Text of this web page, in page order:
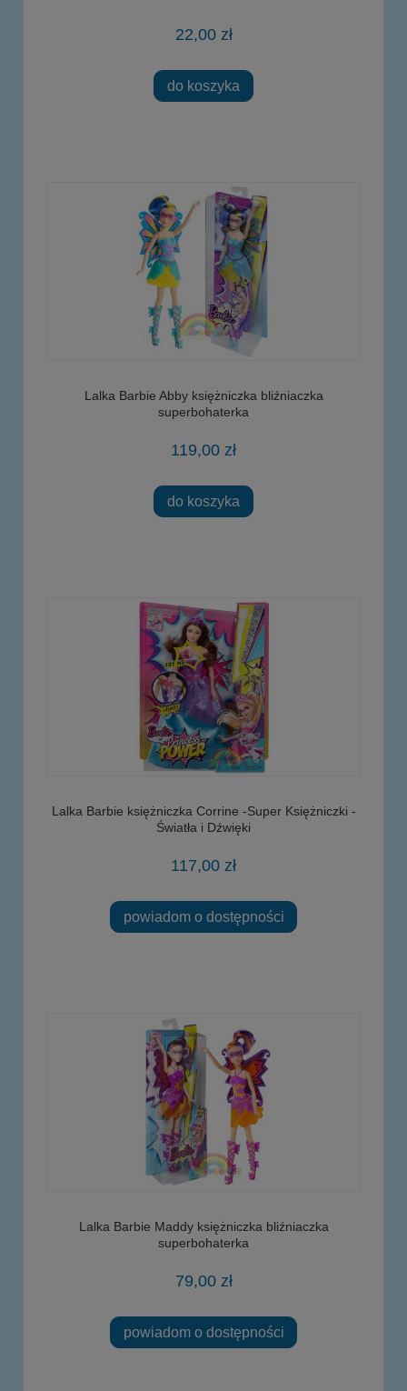
22,00 zł
do koszyka
Lalka Barbie Abby księżniczka bliźniaczka
superbohaterka
119,00 zł
do koszyka
Lalka Barbie księżniczka Corrine -Super Księżniczki -
Światła i Dźwięki
117,00 zł
powiadom o dostępności
Lalka Barbie Maddy księżniczka bliźniaczka
superbohaterka
79,00 zł
powiadom o dostępności